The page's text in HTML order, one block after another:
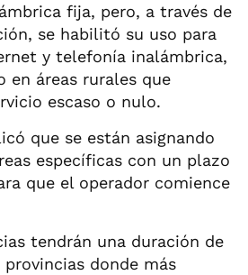
fija, pero, a través de
se habilitó su uso para
y telefonía inalámbrica,
en áreas rurales que
escaso o nulo.
que se están asignando
específicas con un plazo
que el operador comience
tendrán una duración de
donde más